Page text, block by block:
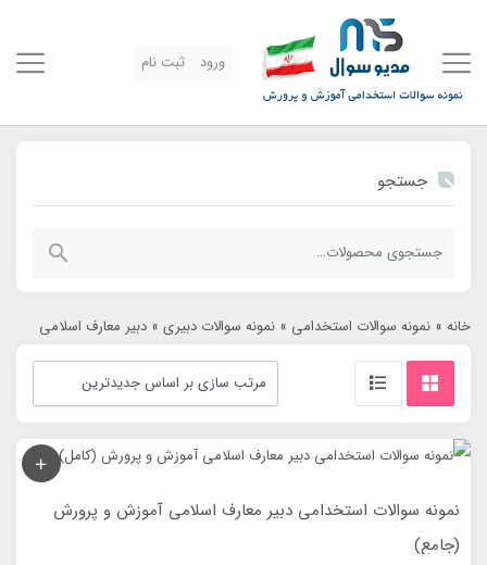
ورود ثبت نام
جستجو
جستجو
خانه » نمونه سوالات استخدامی » نمونه سوالات دبیری » دبیر معارف اسلامی
نمونه سوالات استخدامی دبیر معارف اسلامی آموزش و پرورش
(جامع)